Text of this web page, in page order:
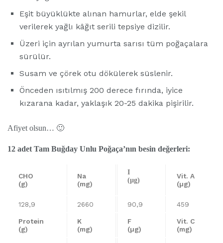
Eşit büyüklükte alınan hamurlar, elde şekil
verilerek yağlı kâğıt serili tepsiye dizilir.
Üzeri için ayrılan yumurta sarısı tüm poğaçalara
sürülür.
Susam ve çörek otu dökülerek süslenir.
Önceden ısıtılmış 200 derece fırında, iyice
kızarana kadar, yaklaşık 20-25 dakika pişirilir.
Afiyet olsun… 🙂
12 adet Tam Buğday Unlu Poğaça’nın besin değerleri:
CHO
(g)
Na
(mg)
I
(µg)
Vit. A
(µg)
128,9 2660 90,9 459
Protein
(g)
K
(mg)
F
(µg)
Vit. C
(mg)